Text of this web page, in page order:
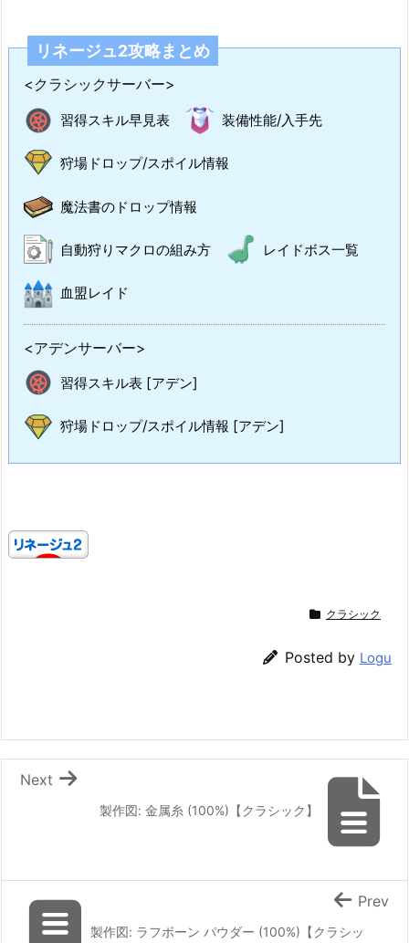
リネージュ2攻略まとめ
<クラシックサーバー>
習得スキル早見表 装備性能/入手先
狩場ドロップ/スポイル情報
魔法書のドロップ情報
自動狩りマクロの組み方 レイドボス一覧
血盟レイド
<アデンサーバー>
習得スキル表 [アデン]
狩場ドロップ/スポイル情報 [アデン]
クラシック
Posted by Logu
製作図: 金属糸 (100%)【クラシック】
Next
製作図: ラフボーン パウダー (100%)【クラシッ
Prev